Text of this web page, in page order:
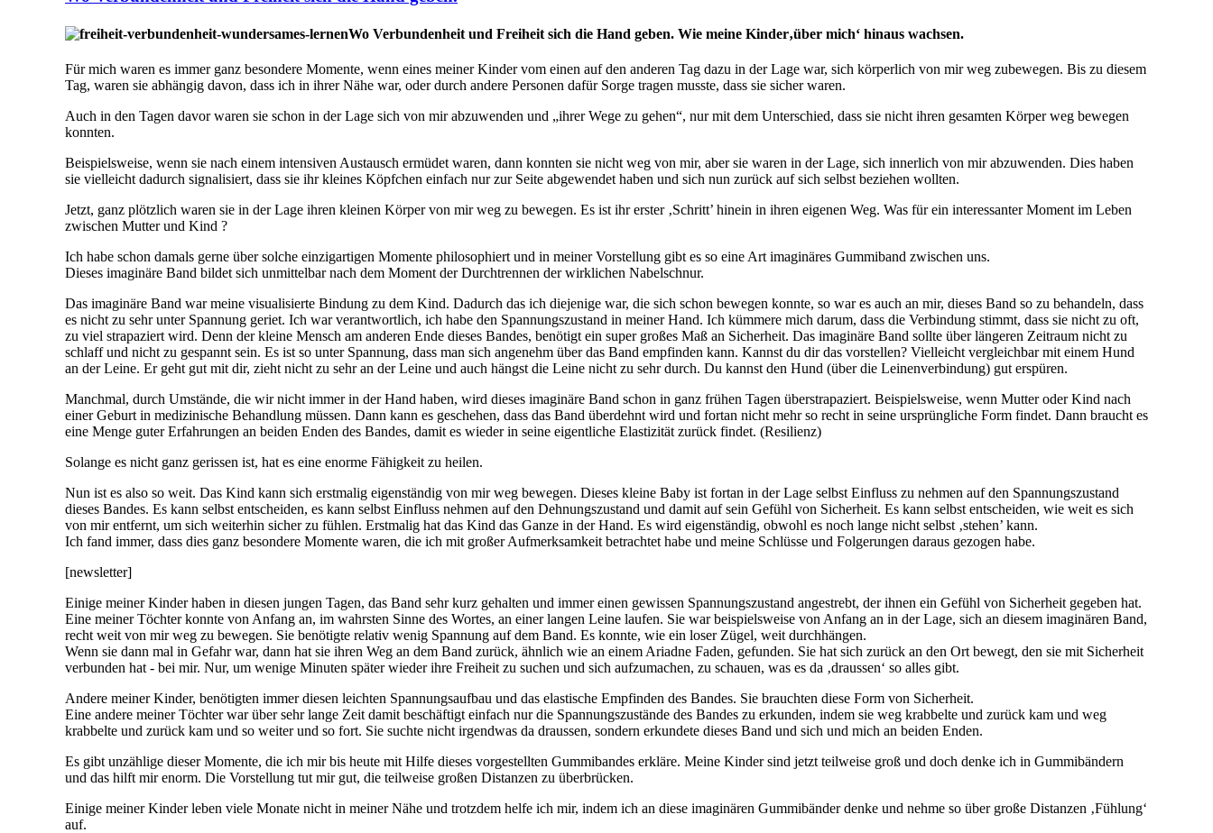
Wo Verbundenheit und Freiheit sich die Hand geben. Wie meine Kinder‚über mich‘ hinaus wachsen.
Für mich waren es immer ganz besondere Momente, wenn eines meiner Kinder vom einen auf den anderen Tag dazu in der Lage war, sich körperlich von mir weg zubewegen. Bis zu diesem
Tag, waren sie abhängig davon, dass ich in ihrer Nähe war, oder durch andere Personen dafür Sorge tragen musste, dass sie sicher waren.
Auch in den Tagen davor waren sie schon in der Lage sich von mir abzuwenden und „ihrer Wege zu gehen“, nur mit dem Unterschied, dass sie nicht ihren gesamten Körper weg bewegen
konnten.
Beispielsweise, wenn sie nach einem intensiven Austausch ermüdet waren, dann konnten sie nicht weg von mir, aber sie waren in der Lage, sich innerlich von mir abzuwenden. Dies haben
sie vielleicht dadurch signalisiert, dass sie ihr kleines Köpfchen einfach nur zur Seite abgewendet haben und sich nun zurück auf sich selbst beziehen wollten.
Jetzt, ganz plötzlich waren sie in der Lage ihren kleinen Körper von mir weg zu bewegen. Es ist ihr erster ‚Schritt’ hinein in ihren eigenen Weg. Was für ein interessanter Moment im Leben
zwischen Mutter und Kind ?
Ich habe schon damals gerne über solche einzigartigen Momente philosophiert und in meiner Vorstellung gibt es so eine Art imaginäres Gummiband zwischen uns.
Dieses imaginäre Band bildet sich unmittelbar nach dem Moment der Durchtrennen der wirklichen Nabelschnur.
Das imaginäre Band war meine visualisierte Bindung zu dem Kind. Dadurch das ich diejenige war, die sich schon bewegen konnte, so war es auch an mir, dieses Band so zu behandeln, dass
es nicht zu sehr unter Spannung geriet. Ich war verantwortlich, ich habe den Spannungszustand in meiner Hand. Ich kümmere mich darum, dass die Verbindung stimmt, dass sie nicht zu oft,
zu viel strapaziert wird. Denn der kleine Mensch am anderen Ende dieses Bandes, benötigt ein super großes Maß an Sicherheit. Das imaginäre Band sollte über längeren Zeitraum nicht zu
schlaff und nicht zu gespannt sein. Es ist so unter Spannung, dass man sich angenehm über das Band empfinden kann. Kannst du dir das vorstellen? Vielleicht vergleichbar mit einem Hund
an der Leine. Er geht gut mit dir, zieht nicht zu sehr an der Leine und auch hängst die Leine nicht zu sehr durch. Du kannst den Hund (über die Leinenverbindung) gut erspüren.
Manchmal, durch Umstände, die wir nicht immer in der Hand haben, wird dieses imaginäre Band schon in ganz frühen Tagen überstrapaziert. Beispielsweise, wenn Mutter oder Kind nach
einer Geburt in medizinische Behandlung müssen. Dann kann es geschehen, dass das Band überdehnt wird und fortan nicht mehr so recht in seine ursprüngliche Form findet. Dann braucht es
eine Menge guter Erfahrungen an beiden Enden des Bandes, damit es wieder in seine eigentliche Elastizität zurück findet. (Resilienz)
Solange es nicht ganz gerissen ist, hat es eine enorme Fähigkeit zu heilen.
Nun ist es also so weit. Das Kind kann sich erstmalig eigenständig von mir weg bewegen. Dieses kleine Baby ist fortan in der Lage selbst Einfluss zu nehmen auf den Spannungszustand
dieses Bandes. Es kann selbst entscheiden, es kann selbst Einfluss nehmen auf den Dehnungszustand und damit auf sein Gefühl von Sicherheit. Es kann selbst entscheiden, wie weit es sich
von mir entfernt, um sich weiterhin sicher zu fühlen. Erstmalig hat das Kind das Ganze in der Hand. Es wird eigenständig, obwohl es noch lange nicht selbst ‚stehen’ kann.
Ich fand immer, dass dies ganz besondere Momente waren, die ich mit großer Aufmerksamkeit betrachtet habe und meine Schlüsse und Folgerungen daraus gezogen habe.
[newsletter]
Einige meiner Kinder haben in diesen jungen Tagen, das Band sehr kurz gehalten und immer einen gewissen Spannungszustand angestrebt, der ihnen ein Gefühl von Sicherheit gegeben hat.
Eine meiner Töchter konnte von Anfang an, im wahrsten Sinne des Wortes, an einer langen Leine laufen. Sie war beispielsweise von Anfang an in der Lage, sich an diesem imaginären Band,
recht weit von mir weg zu bewegen. Sie benötigte relativ wenig Spannung auf dem Band. Es konnte, wie ein loser Zügel, weit durchhängen.
Wenn sie dann mal in Gefahr war, dann hat sie ihren Weg an dem Band zurück, ähnlich wie an einem Ariadne Faden, gefunden. Sie hat sich zurück an den Ort bewegt, den sie mit Sicherheit
verbunden hat - bei mir. Nur, um wenige Minuten später wieder ihre Freiheit zu suchen und sich aufzumachen, zu schauen, was es da ‚draussen‘ so alles gibt.
Andere meiner Kinder, benötigten immer diesen leichten Spannungsaufbau und das elastische Empfinden des Bandes. Sie brauchten diese Form von Sicherheit.
Eine andere meiner Töchter war über sehr lange Zeit damit beschäftigt einfach nur die Spannungszustände des Bandes zu erkunden, indem sie weg krabbelte und zurück kam und weg
krabbelte und zurück kam und so weiter und so fort. Sie suchte nicht irgendwas da draussen, sondern erkundete dieses Band und sich und mich an beiden Enden.
Es gibt unzählige dieser Momente, die ich mir bis heute mit Hilfe dieses vorgestellten Gummibandes erkläre. Meine Kinder sind jetzt teilweise groß und doch denke ich in Gummibändern
und das hilft mir enorm. Die Vorstellung tut mir gut, die teilweise großen Distanzen zu überbrücken.
Einige meiner Kinder leben viele Monate nicht in meiner Nähe und trotzdem helfe ich mir, indem ich an diese imaginären Gummibänder denke und nehme so über große Distanzen ‚Fühlung‘
auf.